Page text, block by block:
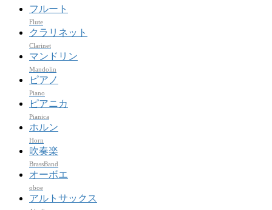
フルート
Flute
クラリネット
Clarinet
マンドリン
Mandolin
ピアノ
Piano
ピアニカ
Pianica
ホルン
Horn
吹奏楽
BrassBand
オーボエ
oboe
アルトサックス